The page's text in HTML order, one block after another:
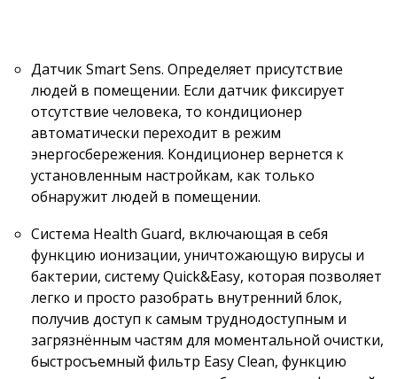
Датчик Smart Sens. Определяет присутствие
людей в помещении. Если датчик фиксирует
отсутствие человека, то кондиционер
автоматически переходит в режим
энергосбережения. Кондиционер вернется к
установленным настройкам, как только
обнаружит людей в помещении.
Система Health Guard, включающая в себя
функцию ионизации, уничтожающую вирусы и
бактерии, систему Quick&Easy, которая позволяет
легко и просто разобрать внутренний блок,
получив доступ к самым труднодоступным и
загрязнённым частям для моментальной очистки,
быстросъемный фильтр Easy Clean, функцию